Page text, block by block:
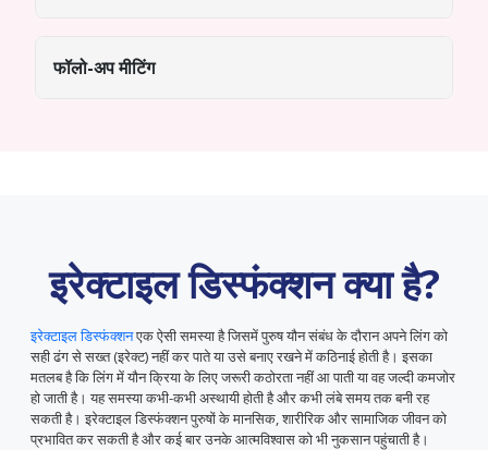
फॉलो-अप मीटिंग
इरेक्टाइल डिस्फंक्शन क्या है?
इरेक्टाइल डिस्फंक्शनएक ऐसी समस्या है जिसमें पुरुष यौन संबंध के दौरान अपने लिंग को
सही ढंग से सख्त (इरेक्ट) नहीं कर पाते या उसे बनाए रखने में कठिनाई होती है। इसका
मतलब है कि लिंग में यौन क्रिया के लिए जरूरी कठोरता नहीं आ पाती या वह जल्दी कमजोर
हो जाती है। यह समस्या कभी-कभी अस्थायी होती है और कभी लंबे समय तक बनी रह
सकती है। इरेक्टाइल डिस्फंक्शन पुरुषों के मानसिक, शारीरिक और सामाजिक जीवन को
प्रभावित कर सकती है और कई बार उनके आत्मविश्वास को भी नुकसान पहुंचाती है।